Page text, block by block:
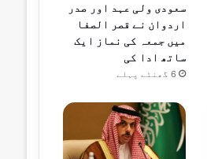
سعودی ولی عہد اور صدر
اردوان نے قصر الصفا
میں جمعہ کی نماز ایک
ساتھ ادا کی
6 گھنٹے پہلے